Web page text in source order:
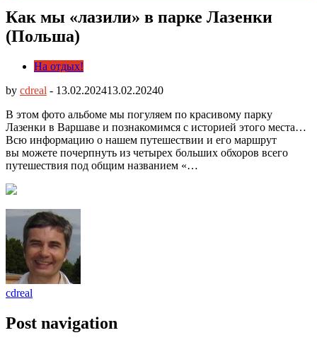
Как мы «лазили» в парке Лазенки
(Польша)
На отдых!
by cdreal - 13.02.202413.02.20240
В этом фото альбоме мы погуляем по красивому парку
Лазенки в Варшаве и познакомимся с историей этого места…
Всю информацию о нашем путешествии и его маршрут
вы можете почерпнуть из четырех больших обхоров всего
путешествия под общим названием «…
cdreal
Post navigation